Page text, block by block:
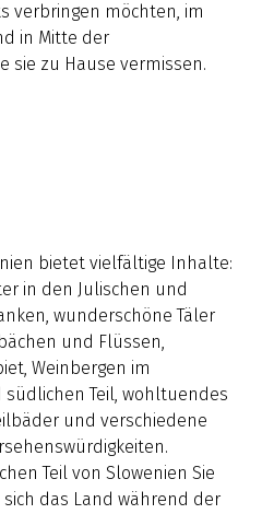
verbringen möchten, im
in Mitte der
sie zu Hause vermissen.
bietet vielfältige Inhalte:
in den Julischen und
wunderschöne Täler
und Flüssen,
Weinbergen im
Teil, wohltuendes
und verschiedene
Teil von Slowenien Sie
das Land während der